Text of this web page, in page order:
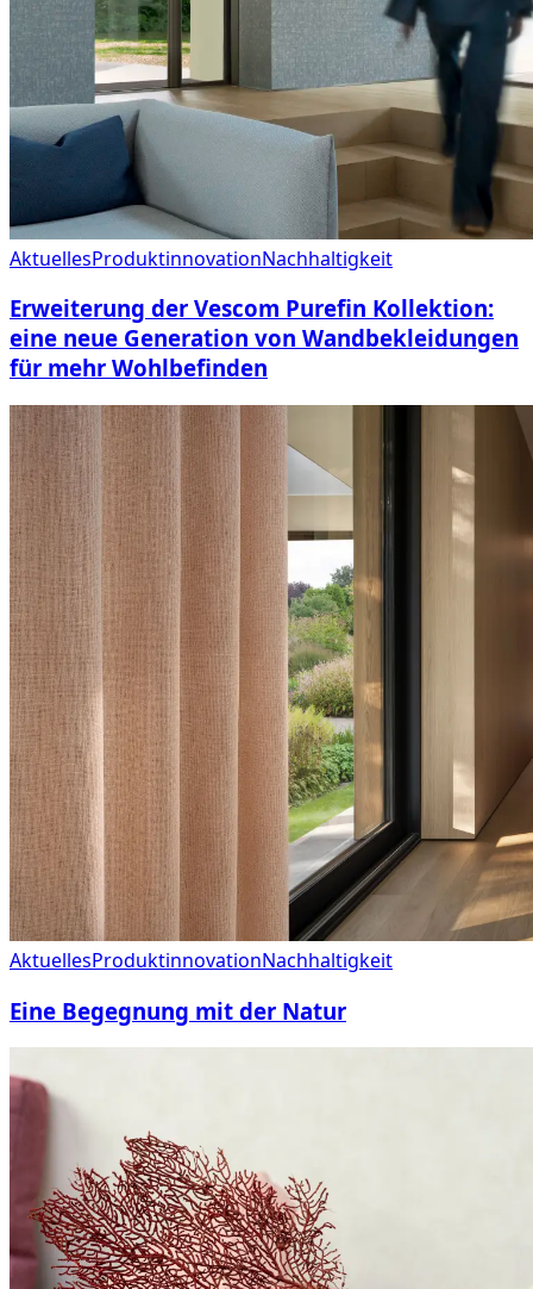
AktuellesProduktinnovationNachhaltigkeit
Erweiterung der Vescom Purefin Kollektion:
eine neue Generation von Wandbekleidungen
für mehr Wohlbefinden
AktuellesProduktinnovationNachhaltigkeit
Eine Begegnung mit der Natur